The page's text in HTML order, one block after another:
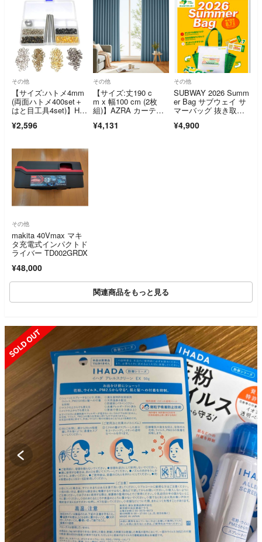
その他
【サイズ:ハトメ4mm
(両面ハトメ400set＋
はと目工具4set)】Har
¥2,596
その他
【サイズ:丈190 c
m x 幅100 cm (2枚
組)】AZRA カーテ
¥4,131
その他
SUBWAY 2026 Summ
er Bag サブウェイ サ
マーバッグ 抜き取り
¥4,900
その他
makita 40Vmax マキ
タ充電式インパクトド
ライバー TD002GRDX
¥48,000
関連商品をもっと見る